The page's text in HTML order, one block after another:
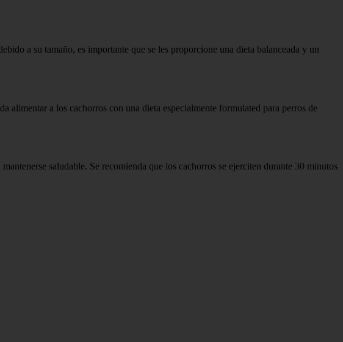
a su tamaño, es importante que se les proporcione una dieta balanceada y un
alimentar a los cachorros con una dieta especialmente formulated para perros de
saludable. Se recomienda que los cachorros se ejerciten durante 30 minutos